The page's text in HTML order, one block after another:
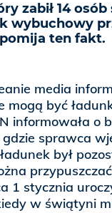
zabił 14
wybuchowy
ten fakt.
media
mogą być
informowała o
sprawca
był
1 stycznia
w świątyni